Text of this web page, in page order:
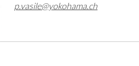
p.vasile@yokohama.ch